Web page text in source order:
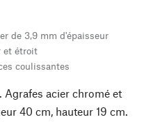
de 3,9 mm d'épaisseur
et étroit
coulissantes
Agrafes acier chromé et
40 cm, hauteur 19 cm.